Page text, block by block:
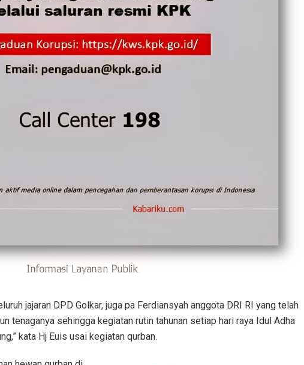
jajaran DPD Golkar, juga pa Ferdiansyah anggota DRI RI yang telah
tenaganya sehingga kegiatan rutin tahunan setiap hari raya Idul Adha
kata Hj Euis usai kegiatan qurban.